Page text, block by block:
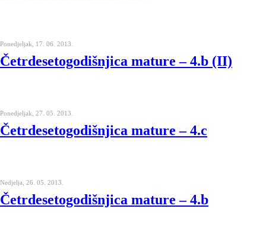
Ponedjeljak, 17. 06. 2013.
Četrdesetogodišnjica mature – 4.b (II)
Ponedjeljak, 27. 05. 2013.
Četrdesetogodišnjica mature – 4.c
Nedjelja, 26. 05. 2013.
Četrdesetogodišnjica mature – 4.b